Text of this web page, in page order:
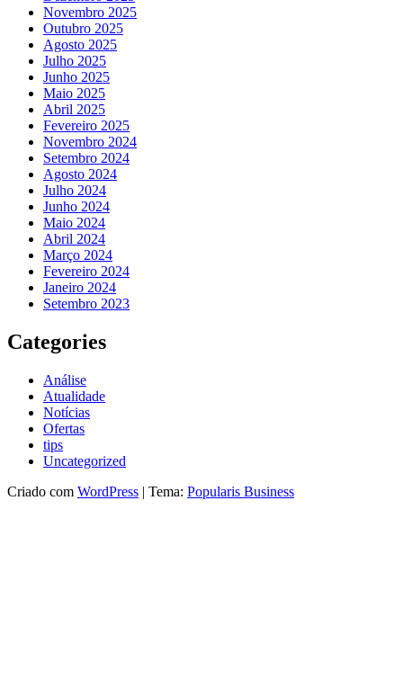
Novembro 2025
Outubro 2025
Agosto 2025
Julho 2025
Junho 2025
Maio 2025
Abril 2025
Fevereiro 2025
Novembro 2024
Setembro 2024
Agosto 2024
Julho 2024
Junho 2024
Maio 2024
Abril 2024
Março 2024
Fevereiro 2024
Janeiro 2024
Setembro 2023
Categories
Análise
Atualidade
Notícias
Ofertas
tips
Uncategorized
Criado com WordPress | Tema: Popularis Business